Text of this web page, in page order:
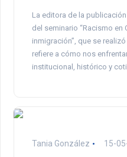
La editora de la
del seminario “Racismo en
inmigración”, que se
refiere a cómo nos
institucional, histórico y
Tania González 15-